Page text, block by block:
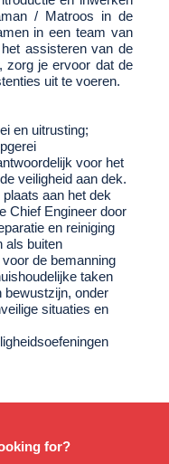
/ Matroos in de
in een team van
assisteren van de
zorg je ervoor dat de
uit te voeren.
en uitrusting;
voor het
veiligheid aan dek.
aan het dek
Chief Engineer door
en reiniging
als buiten
de bemanning
taken
bewustzijn, onder
situaties en
for?